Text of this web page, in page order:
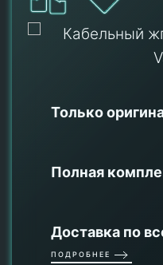
Только
Полная
Доставка по
ПОДРОБНЕЕ